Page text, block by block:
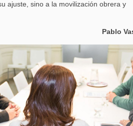
ajuste, sino a la movilización obrera y
Pablo